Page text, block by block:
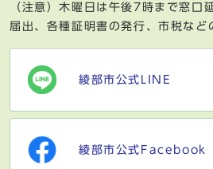
（注意）木曜日は午後7時まで窓口
届出、各種証明書の発行、市税など
綾部市公式LINE
綾部市公式Facebook